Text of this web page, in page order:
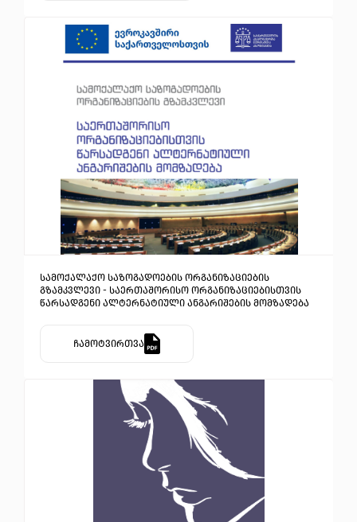
სამოქალაქო საზოგადოების ორგანიზაციების
გზამკვლევი - საერთაშორისო ორგანიზაციებისთვის
წარსადგენი ალტერნატიული ანგარიშების მომზადება
ჩამოტვირთვა